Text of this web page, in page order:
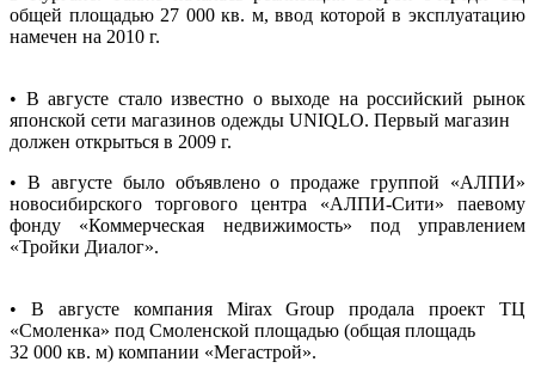
общей площадью 27 000 кв. м, ввод которой в эксплуатацию
намечен на 2010 г.
• В августе стало известно о выходе на российский рынок
японской сети магазинов одежды UNIQLO. Первый магазин
должен открыться в 2009 г.
• В августе было объявлено о продаже группой «АЛПИ»
новосибирского торгового центра «АЛПИ-Сити» паевому
фонду «Коммерческая недвижимость» под управлением
«Тройки Диалог».
• В августе компания Mirax Group продала проект ТЦ
«Смоленка» под Смоленской площадью (общая площадь
32 000 кв. м) компании «Мегастрой».